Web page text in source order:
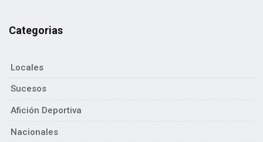
Categorias
Locales
Sucesos
Afición Deportiva
Nacionales